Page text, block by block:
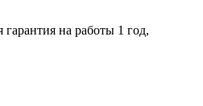
гарантия на работы 1 год,